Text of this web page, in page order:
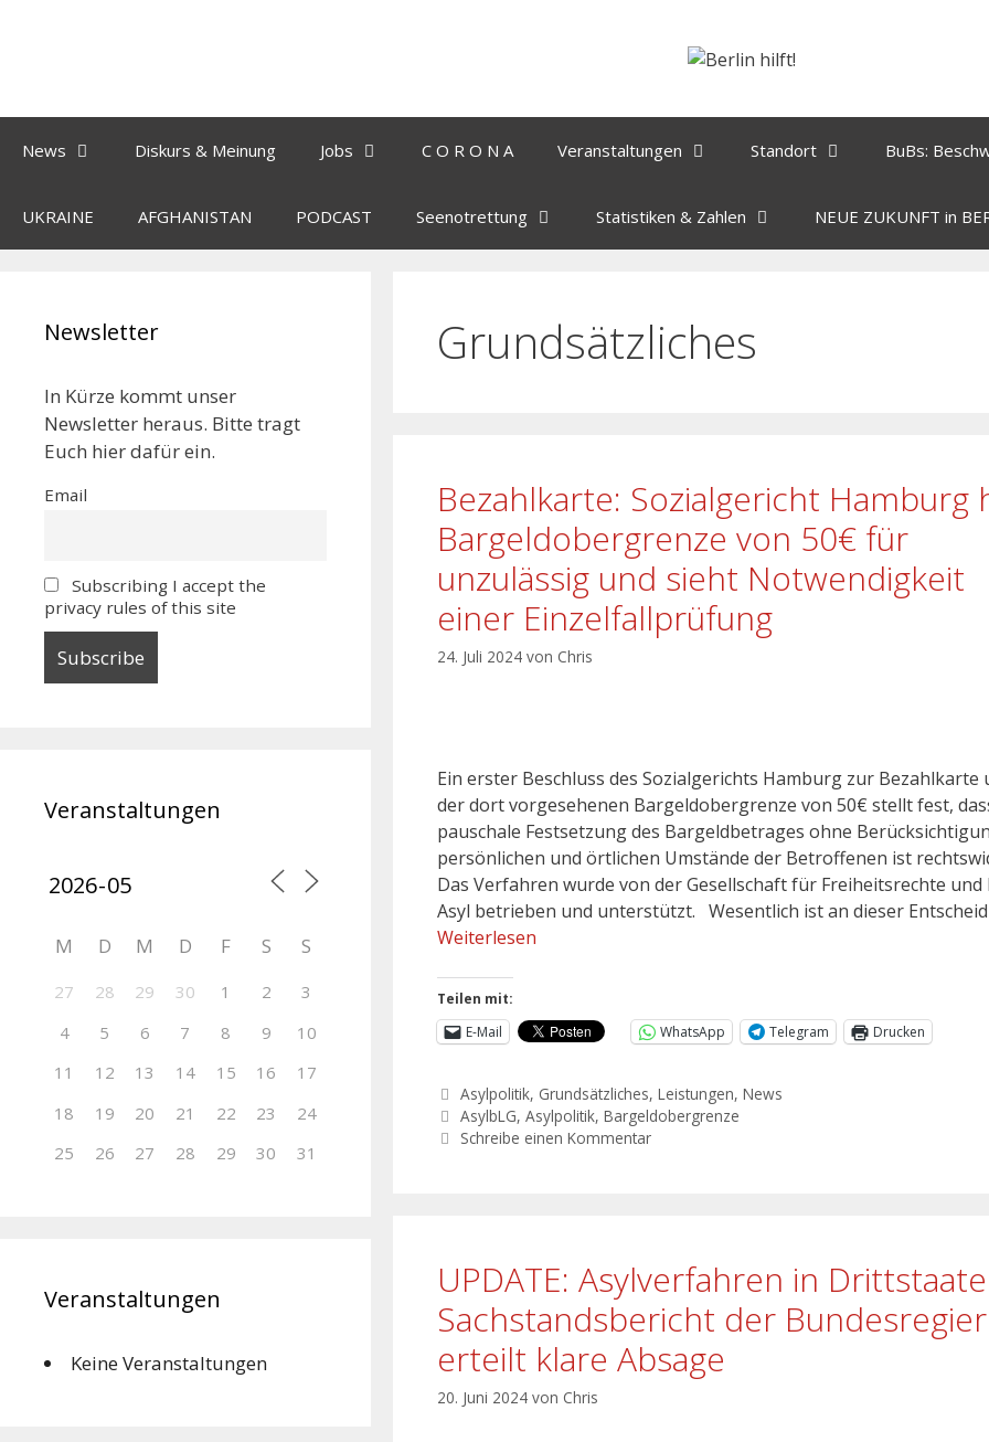
News Diskurs & Meinung Jobs C O R O N A Veranstaltungen Standort BuBs:
UKRAINE AFGHANISTAN PODCAST Seenotrettung Statistiken & Zahlen NEUE ZUKUNFT in
Grundsätzliches
Bezahlkarte: Sozialgericht Hamburg
Bargeldobergrenze von 50€ für
unzulässig und sieht Notwendigkeit
einer Einzelfallprüfung
24. Juli 2024 von Chris
Ein erster Beschluss des Sozialgerichts Hamburg zur Bezahlkarte
der dort vorgesehenen Bargeldobergrenze von 50€ stellt fest,
pauschale Festsetzung des Bargeldbetrages ohne
persönlichen und örtlichen Umstände der Betroffenen ist
Das Verfahren wurde von der Gesellschaft für Freiheitsrechte und
Asyl betrieben und unterstützt. Wesentlich ist an dieser
Weiterlesen
Teilen mit:
E-Mail
WhatsApp Telegram Drucken
Asylpolitik, Grundsätzliches,Leistungen,News
AsylbLG,Asylpolitik,Bargeldobergrenze
Schreibe einen Kommentar
UPDATE: Asylverfahren in
Sachstandsbericht der
erteilt klare Absage
20. Juni 2024 von Chris
Newsletter
In Kürze kommt unser
Newsletter heraus. Bitte tragt
Euch hier dafür ein.
Email
Subscribing I accept the
privacy rules of this site
Veranstaltungen
M D M D F S S
27 28 29 30 1 2
3
4
5 6 7 8 9
10
11
12 13 14 15 16
17
18
19 20 21 22 23
24
25
26 27 28 29 30 31
Veranstaltungen
Keine Veranstaltungen